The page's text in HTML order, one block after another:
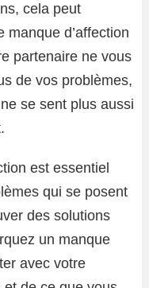
cela peut
d’affection
partenaire ne vous
de vos problèmes,
se sent plus aussi
est essentiel
qui se posent
des solutions
un manque
avec votre